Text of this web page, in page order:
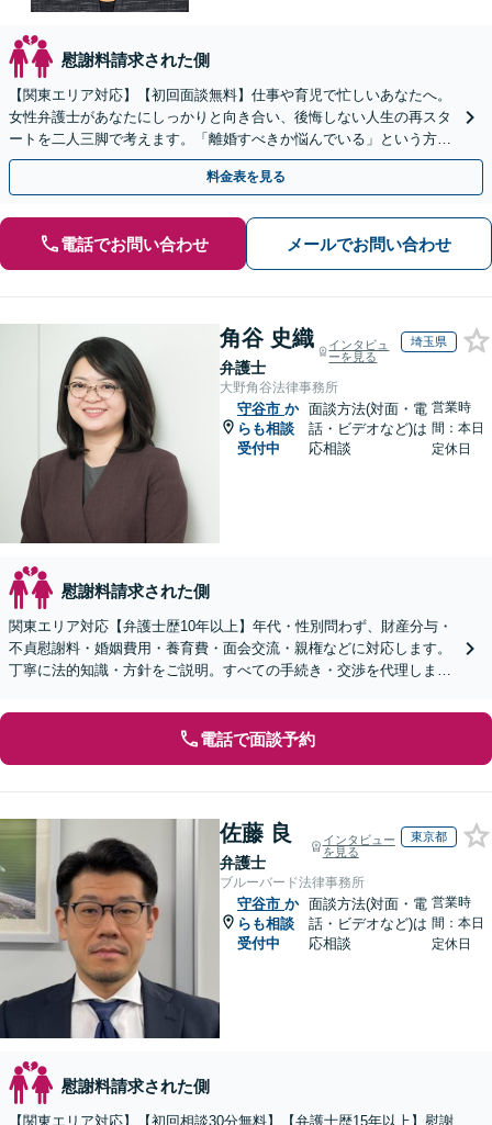
慰謝料請求された側
【関東エリア対応】【初回面談無料】仕事や育児で忙しいあなたへ。
女性弁護士があなたにしっかりと向き合い、後悔しない人生の再スタ
ートを二人三脚で考えます。「離婚すべきか悩んでいる」という方も
安心してお話しください【完全個室で対応・子連れ相談可】
料金表を見る
電話でお問い合わせ メールでお問い合わせ
角谷 史織
弁護士
インタビュ
ーを見る
埼玉県
大野角谷法律事務所
守谷市 か
らも相談
受付中
面談方法(対面・電
話・ビデオなど)は
応相談
営業時
間：本日
定休日
慰謝料請求された側
関東エリア対応【弁護士歴10年以上】年代・性別問わず、財産分与・
不貞慰謝料・婚姻費用・養育費・面会交流・親権などに対応します。
丁寧に法的知識・方針をご説明。すべての手続き・交渉を代理します
電話で面談予約
佐藤 良
弁護士
インタビュー
を見る
東京都
ブルーバード法律事務所
守谷市 か
らも相談
受付中
面談方法(対面・電
話・ビデオなど)は
応相談
営業時
間：本日
定休日
慰謝料請求された側
【関東エリア対応】【初回相談30分無料】【弁護士歴15年以上】慰謝